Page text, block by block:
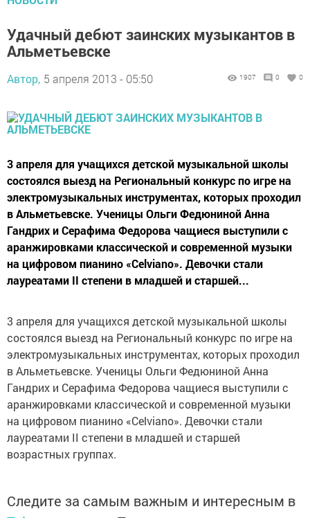
Удачный дебют заинских музыкантов в
Альметьевске
Автор, 5 апреля 2013 - 05:50 1907 0 0
3 апреля для учащихся детской музыкальной школы
состоялся выезд на Региональный конкурс по игре на
электромузыкальных инструментах, которых проходил
в Альметьевске. Ученицы Ольги Федюниной Анна
Гандрих и Серафима Федорова чащиеся выступили с
аранжировками классической и современной музыки
на цифровом пианино «Celviano». Девочки стали
лауреатами II степени в младшей и старшей...
3 апреля для учащихся детской музыкальной школы
состоялся выезд на Региональный конкурс по игре на
электромузыкальных инструментах, которых проходил
в Альметьевске. Ученицы Ольги Федюниной Анна
Гандрих и Серафима Федорова чащиеся выступили с
аранжировками классической и современной музыки
на цифровом пианино «Celviano». Девочки стали
лауреатами II степени в младшей и старшей
возрастных группах.
Следите за самым важным и интересным в